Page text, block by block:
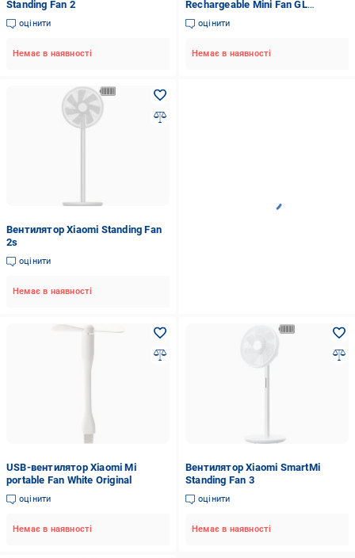
Standing Fan 2
оцінити
Немає в наявності
Rechargeable Mini Fan GL
(1150251)
оцінити
Немає в наявності
Вентилятор Xiaomi Standing Fan
2s
оцінити
Немає в наявності
USB-вентилятор Xiaomi Mi
portable Fan White Original
оцінити
Немає в наявності
Вентилятор Xiaomi SmartMi
Standing Fan 3
оцінити
Немає в наявності